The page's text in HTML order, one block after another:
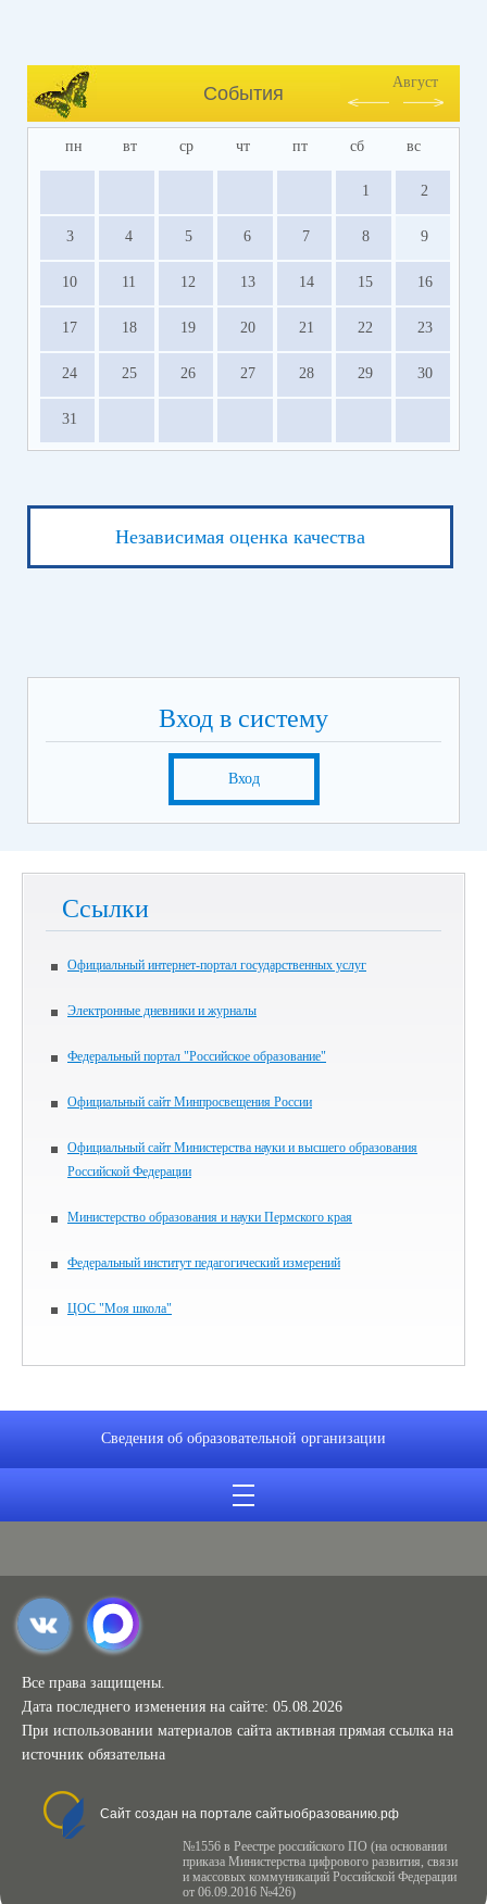
События
Август
пн вт ср чт пт сб вс
1 2
3 4 5 6 7 8 9
10 11 12 13 14 15 16
17 18 19 20 21 22 23
24 25 26 27 28 29 30
31
Независимая оценка качества
Вход в систему
Вход
Ссылки
Официальный интернет-портал государственных услуг
Электронные дневники и журналы
Федеральный портал "Российское образование"
Официальный сайт Минпросвещения России
Официальный сайт Министерства науки и высшего образования
Российской Федерации
Министерство образования и науки Пермского края
Федеральный институт педагогический измерений
ЦОС "Моя школа"
Сведения об образовательной организации
Все права защищены.
Дата последнего изменения на сайте: 05.08.2026
При использовании материалов сайта активная прямая ссылка на
источник обязательна
Сайт создан на портале сайтыобразованию.рф
№1556 в Реестре российского ПО (на основании
приказа Министерства цифрового развития, связи
и массовых коммуникаций Российской Федерации
от 06.09.2016 №426)